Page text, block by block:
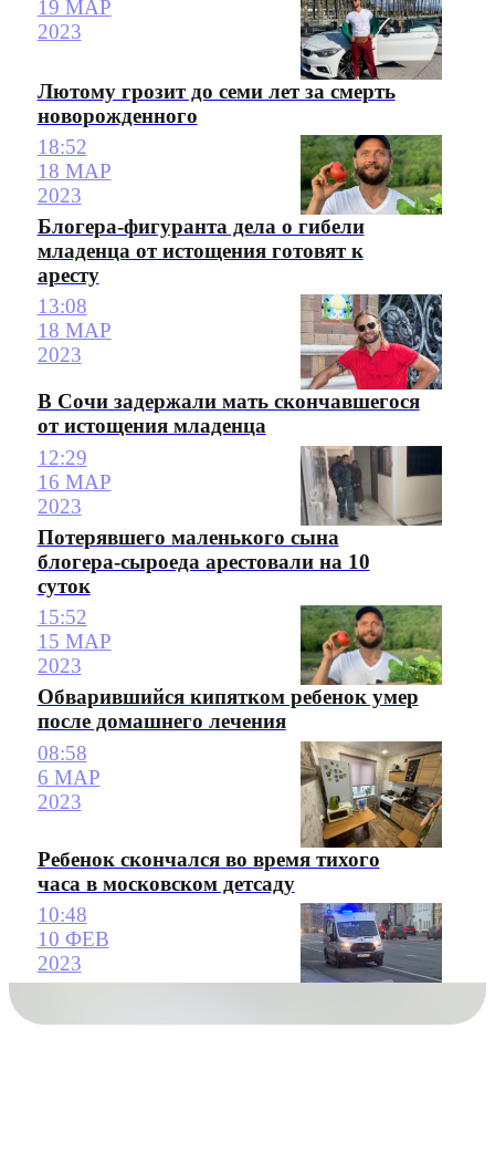
19 МАР
2023
Лютому грозит до семи лет за смерть
новорожденного
18:52
18 МАР
2023
Блогера-фигуранта дела о гибели
младенца от истощения готовят к
аресту
13:08
18 МАР
2023
В Сочи задержали мать скончавшегося
от истощения младенца
12:29
16 МАР
2023
Потерявшего маленького сына
блогера-сыроеда арестовали на 10
суток
15:52
15 МАР
2023
Обварившийся кипятком ребенок умер
после домашнего лечения
08:58
6 МАР
2023
Ребенок скончался во время тихого
часа в московском детсаду
10:48
10 ФЕВ
2023